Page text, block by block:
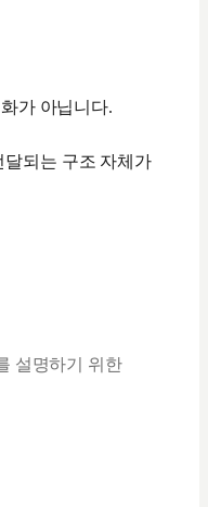
가 아닙니다.
달되는 구조 자체가
설명하기 위한